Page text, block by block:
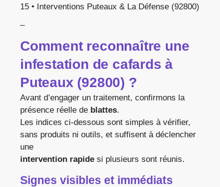
15 • Interventions Puteaux & La Défense (92800)
–
Comment reconnaître une
infestation de cafards à
Puteaux (92800) ?
Avant d’engager un traitement, confirmons la
présence réelle de blattes.
Les indices ci-dessous sont simples à vérifier,
sans produits ni outils, et suffisent à déclencher
une
intervention rapide si plusieurs sont réunis.
Signes visibles et immédiats